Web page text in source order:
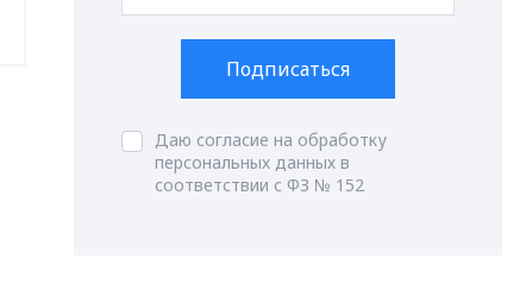
Подписаться
Даю согласие на обработку
персональных данных в
соответствии с ФЗ № 152